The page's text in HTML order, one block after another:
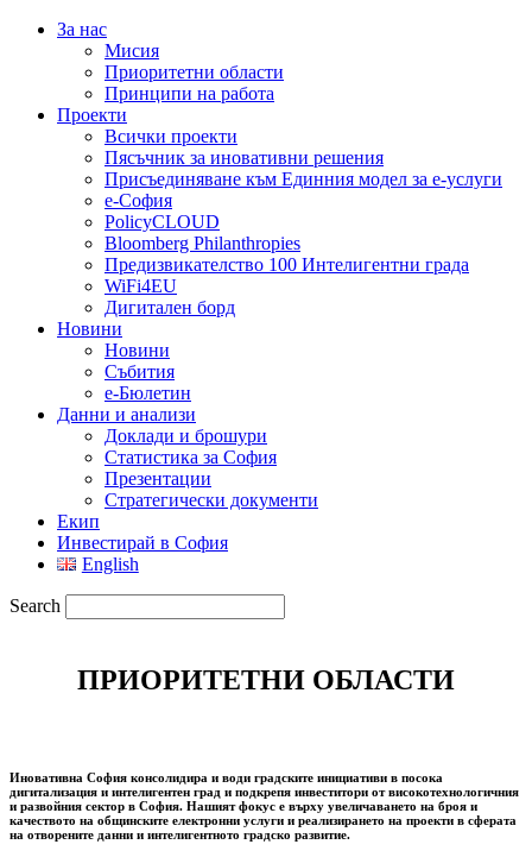
За нас
Мисия
Приоритетни области
Принципи на работа
Проекти
Всички проекти
Пясъчник за иновативни решения
Присъединяване към Единния модел за е-услуги
е-София
PolicyCLOUD
Bloomberg Philanthropies
Предизвикателство 100 Интелигентни града
WiFi4EU
Дигитален борд
Новини
Новини
Събития
е-Бюлетин
Данни и анализи
Доклади и брошури
Статистика за София
Презентации
Стратегически документи
Екип
Инвестирай в София
English
Search
ПРИОРИТЕТНИ ОБЛАСТИ
Иновативна София консолидира и води градските инициативи в посока
дигитализация и интелигентен град и подкрепя инвеститори от високотехнологичния
и развойния сектор в София. Нашият фокус е върху увеличаването на броя и
качеството на общинските електронни услуги и реализирането на проекти в сферата
на отворените данни и интелигентното градско развитие.